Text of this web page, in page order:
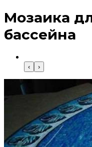
Мозаика
бассейна
‹ ›